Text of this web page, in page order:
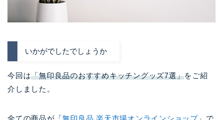
いかがでしたでしょうか
今回は「無印良品のおすすめキッチングッズ7選」をご紹
介しました。